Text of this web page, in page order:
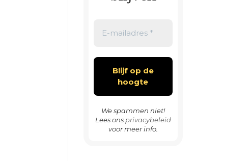
We spammen niet!
Lees ons privacybeleid
voor meer info.